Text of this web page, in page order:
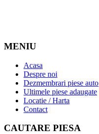
MENIU
Acasa
Despre noi
Dezmembrari piese auto
Ultimele piese adaugate
Locatie / Harta
Contact
CAUTARE PIESA